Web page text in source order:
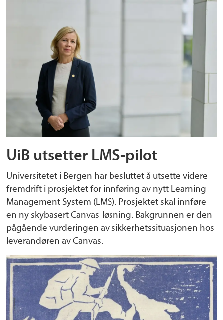
UiB utsetter LMS-pilot
Universitetet i Bergen har besluttet å utsette videre
fremdrift i prosjektet for innføring av nytt Learning
Management System (LMS). Prosjektet skal innføre
en ny skybasert Canvas-løsning. Bakgrunnen er den
pågående vurderingen av sikkerhetssituasjonen hos
leverandøren av Canvas.